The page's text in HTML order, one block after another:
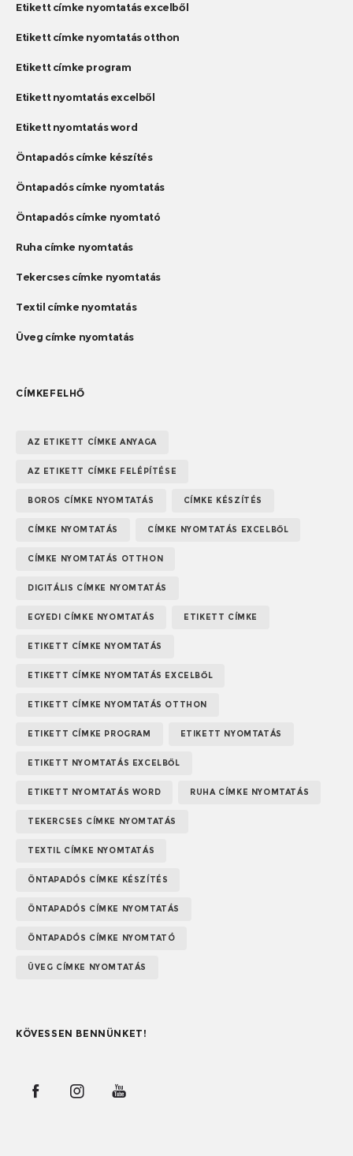
Etikett címke nyomtatás excelből
Etikett címke nyomtatás otthon
Etikett címke program
Etikett nyomtatás excelből
Etikett nyomtatás word
Öntapadós címke készítés
Öntapadós címke nyomtatás
Öntapadós címke nyomtató
Ruha címke nyomtatás
Tekercses címke nyomtatás
Textil címke nyomtatás
Üveg címke nyomtatás
CÍMKEFELHŐ
AZ ETIKETT CÍMKE ANYAGA
AZ ETIKETT CÍMKE FELÉPÍTÉSE
BOROS CÍMKE NYOMTATÁS CÍMKE KÉSZÍTÉS
CÍMKE NYOMTATÁS CÍMKE NYOMTATÁS EXCELBŐL
CÍMKE NYOMTATÁS OTTHON
DIGITÁLIS CÍMKE NYOMTATÁS
EGYEDI CÍMKE NYOMTATÁS ETIKETT CÍMKE
ETIKETT CÍMKE NYOMTATÁS
ETIKETT CÍMKE NYOMTATÁS EXCELBŐL
ETIKETT CÍMKE NYOMTATÁS OTTHON
ETIKETT CÍMKE PROGRAM ETIKETT NYOMTATÁS
ETIKETT NYOMTATÁS EXCELBŐL
ETIKETT NYOMTATÁS WORD RUHA CÍMKE NYOMTATÁS
TEKERCSES CÍMKE NYOMTATÁS
TEXTIL CÍMKE NYOMTATÁS
ÖNTAPADÓS CÍMKE KÉSZÍTÉS
ÖNTAPADÓS CÍMKE NYOMTATÁS
ÖNTAPADÓS CÍMKE NYOMTATÓ
ÜVEG CÍMKE NYOMTATÁS
KÖVESSEN BENNÜNKET!